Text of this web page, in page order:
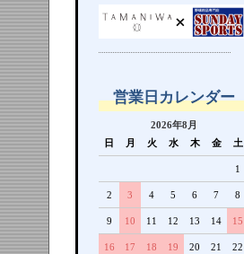
営業日カレンダー
2026年8月
日
月 火 水 木 金 土
1
2 3 4 5 6 7 8
9 10 11 12 13 14 15
16 17 18 19 20 21 22